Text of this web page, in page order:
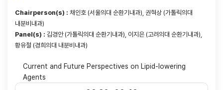
Chairperson(s) : 채인호 (서울의대 순환기내과), 권혁상 (가톨릭의대
내분비내과)
Panel(s) : 김경안 (가톨릭의대 순환기내과), 이지은 (고려의대 순환기내과),
황유철 (경희의대 내분비내과)
Current and Future Perspectives on Lipid-lowering
Agents